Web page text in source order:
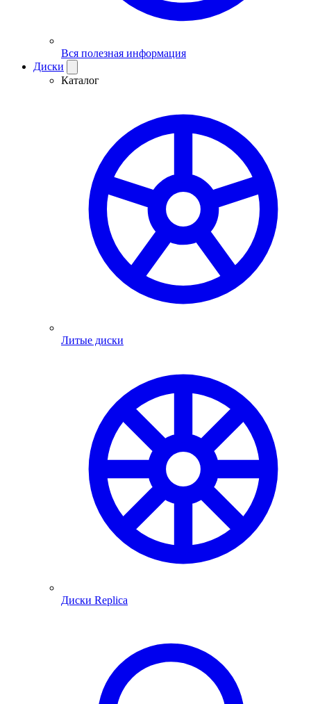
Вся полезная информация
Диски
Каталог
Литые диски
Диски Replica